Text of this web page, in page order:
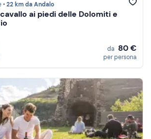
•22 km da Andalo
ai piedi delle Dolomiti e
da 80 €
per persona